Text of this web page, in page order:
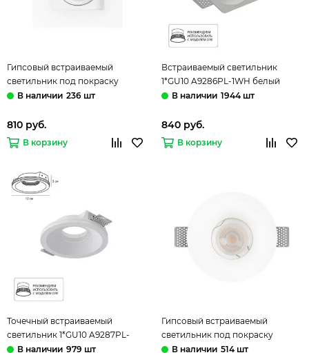
Гипсовый встраиваемый
светильник под покраску
1*GU10 10356D белый Ghost LOFT
236 шт
810 руб.
В корзину
Встраиваемый светильник
1*GU10 A9286PL-1WH белый
Invisible Arte Lamp
1944 шт
840 руб.
В корзину
Точечный встраиваемый
светильник 1*GU10 A9287PL-
1WH белый Invisible Arte Lamp
979 шт
Гипсовый встраиваемый
светильник под покраску
1*GU10 10356E белый Ghost LOFT
514 шт